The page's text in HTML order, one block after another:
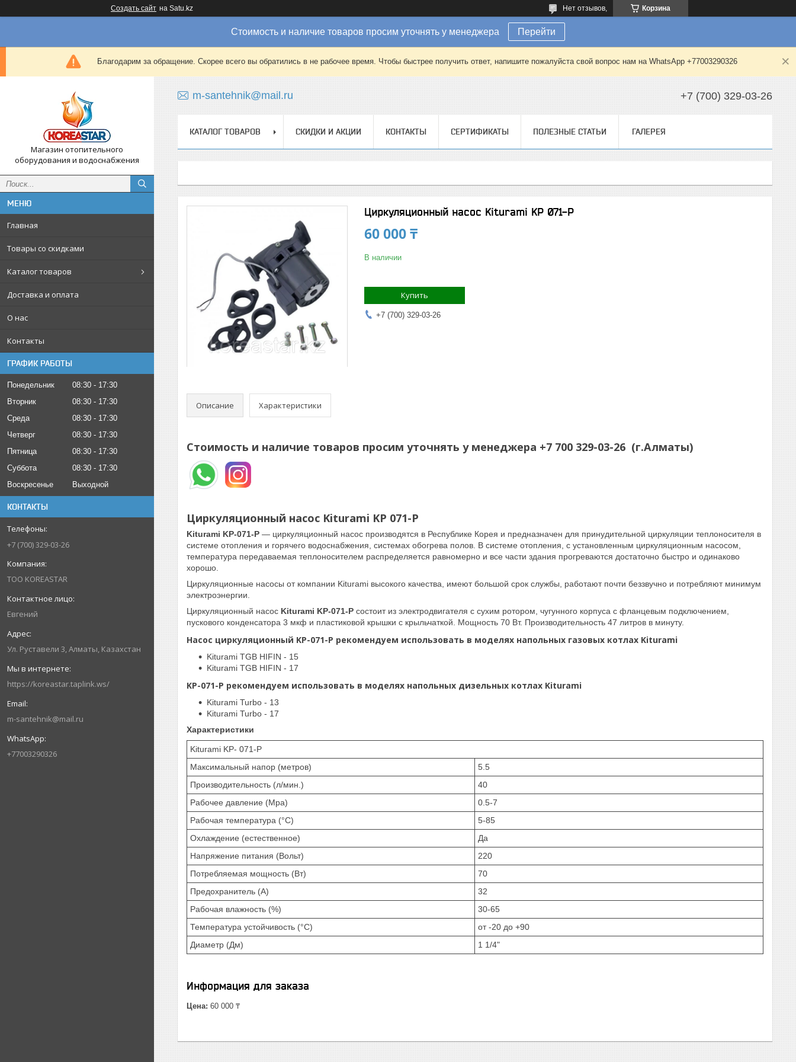
Создать сайт на Satu.kz Корзина
Нет отзывов,
Стоимость и наличие товаров просим уточнять у менеджера Перейти
Благодарим за обращение. Скорее всего вы обратились в не рабочее время. Чтобы быстрее получить ответ, напишите пожалуйста свой вопрос нам на WhatsApp +77003290326
Магазин отопительного
оборудования и водоснабжения
Главная
Товары со скидками
Каталог товаров
Доставка и оплата
О нас
Контакты
ГРАФИК РАБОТЫ
Понедельник 08:30
17:30
Вторник
08:30
17:30
Среда
08:30
17:30
Четверг
08:30
17:30
Пятница
08:30
17:30
Суббота
08:30
17:30
Воскресенье
Выходной
КОНТАКТЫ
+7 (700) 329-03-26
ТОО KOREASTAR
Евгений
Ул. Руставели 3, Алматы, Казахстан
https://koreastar.taplink.ws/
m-santehnik@mail.ru
+77003290326
m-santehnik@mail.ru +7 (700) 329-03-26
КАТАЛОГ ТОВАРОВ СКИДКИ И АКЦИИ КОНТАКТЫ СЕРТИФИКАТЫ ПОЛЕЗНЫЕ СТАТЬИ ГАЛЕРЕЯ
Циркуляционный насос Kiturami KP 071-P
60 000 ₸
В наличии
Купить
+7 (700) 329-03-26
Описание Характеристики
Стоимость и наличие товаров просим уточнять у менеджера +7 700 329-03-26 (г.Алматы)
Циркуляционный насос Kiturami KP 071-P
Kiturami KP-071-P — циркуляционный насос производятся в Республике Корея и предназначен для принудительной циркуляции теплоносителя в
системе отопления и горячего водоснабжения, системах обогрева полов. В системе отопления, с установленным циркуляционным насосом,
температура передаваемая теплоносителем распределяется равномерно и все части здания прогреваются достаточно быстро и одинаково
хорошо.
Циркуляционные насосы от компании Kiturami высокого качества, имеют большой срок службы, работают почти беззвучно и потребляют минимум
электроэнергии.
Циркуляционный насос Kiturami KP-071-P состоит из электродвигателя с сухим ротором, чугунного корпуса с фланцевым подключением,
пускового конденсатора 3 мкф и пластиковой крышки с крыльчаткой. Мощность 70 Вт. Производительность 47 литров в минуту.
Насос циркуляционный KP-071-P рекомендуем использовать в моделях напольных газовых котлах Kiturami
Kiturami TGB HIFIN - 15
Kiturami TGB HIFIN - 17
KP-071-P рекомендуем использовать в моделях напольных дизельных котлах Kiturami
Kiturami Turbo - 13
Kiturami Turbo - 17
Характеристики
Kiturami KP- 071-P
Максимальный напор (метров)
5.5
Производительность (л/мин.)
40
Рабочее давление (Mpa)
0.5-7
Рабочая температура (°С)
5-85
Охлаждение (естественное)
Да
Напряжение питания (Вольт)
220
Потребляемая мощность (Вт)
70
Предохранитель (А)
32
Рабочая влажность (%)
30-65
Температура устойчивость (°С)
от -20 до +90
Диаметр (Дм)
1 1/4"
Информация для заказа
Цена: 60 000 ₸